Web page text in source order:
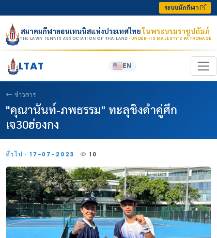
ระบบนักกีฬา
สมาคมกีฬาลอนเทนนิสแห่งประเทศไทยในพระบรมราชูปถัมภ์
THE LAWN TENNIS ASSOCIATION OF THAILAND · UNDER HIS MAJESTY’S PATRONAGE
LTAT EN
ข่าวสาร
"คุณานันท์-ภพธรรม" ทะลุชิงดำคู่ศึก
เจ30ฮ่องกง
ทั่วไป · 17-07-2023 10